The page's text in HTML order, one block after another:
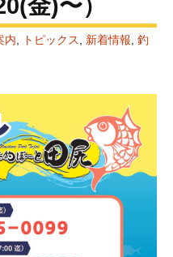
金)〜）
内 トピックス 新着情報 釣